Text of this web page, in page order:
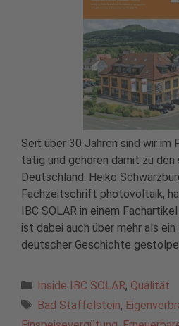
Seit über 30 Jahren sind wir
tätig und gehören damit zu den
Deutschland. Heiko
Fachzeitschrift photovoltaik,
IBC SOLAR in einem
ist dabei auch über mehr als
deutscher Geschichte
Kategorien
Inside IBC SOLAR, Qualität
Schlagwörter
Bad Staffelstein,